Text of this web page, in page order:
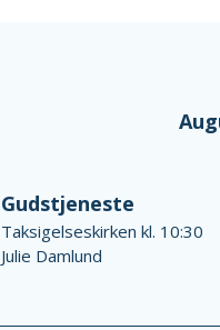
Gudstjeneste
Taksigelseskirken kl. 10:30
Julie Damlund